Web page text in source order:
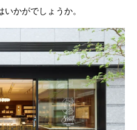
かがでしょうか。